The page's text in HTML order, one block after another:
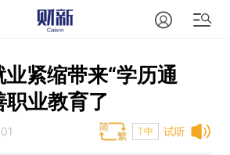
紧缩带来“学历通
职业教育了
试听
T中